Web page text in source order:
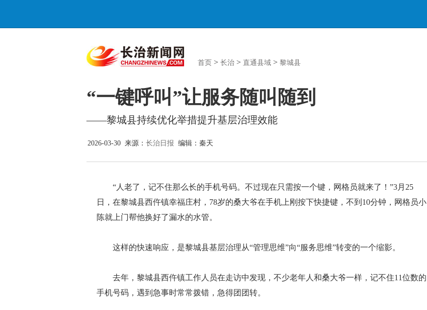
首页 > 长治 > 直通县域 > 黎城县
“一键呼叫”让服务随叫随到
——黎城县持续优化举措提升基层治理效能
2026-03-30 来源： 长治日报 编辑：秦天
“人老了，记不住那么长的手机号码。不过现在只需按一个键，网格员就来了！”3月25
日，在黎城县西仵镇幸福庄村，78岁的桑大爷在手机上刚按下快捷键，不到10分钟，网格员小
陈就上门帮他换好了漏水的水管。
这样的快速响应，是黎城县基层治理从“管理思维”向“服务思维”转变的一个缩影。
去年，黎城县西仵镇工作人员在走访中发现，不少老年人和桑大爷一样，记不住11位数的
手机号码，遇到急事时常常拨错，急得团团转。